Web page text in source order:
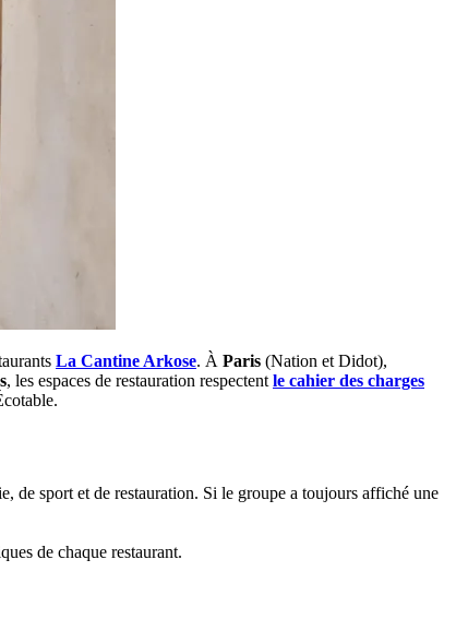
La Cantine Arkose. À Paris (Nation et Didot),
, les espaces de restauration respectent le cahier des charges
de sport et de restauration. Si le groupe a toujours affiché une
de chaque restaurant.